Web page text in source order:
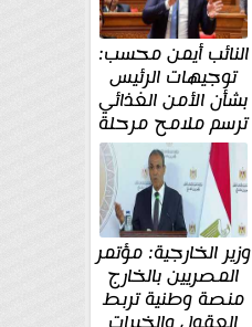
النائب أيمن محسب:
توجيهات الرئيس
بشأن الأمن الغذائي
ترسم ملامح مرحلة
جديدة
وزير الخارجية: مؤتمر
المصريين بالخارج
منصة وطنية تربط